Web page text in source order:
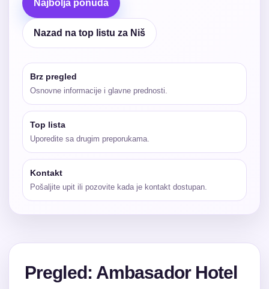
Najbolja ponuda
Nazad na top listu za Niš
Brz pregled
Osnovne informacije i glavne prednosti.
Top lista
Uporedite sa drugim preporukama.
Kontakt
Pošaljite upit ili pozovite kada je kontakt dostupan.
Pregled: Ambasador Hotel